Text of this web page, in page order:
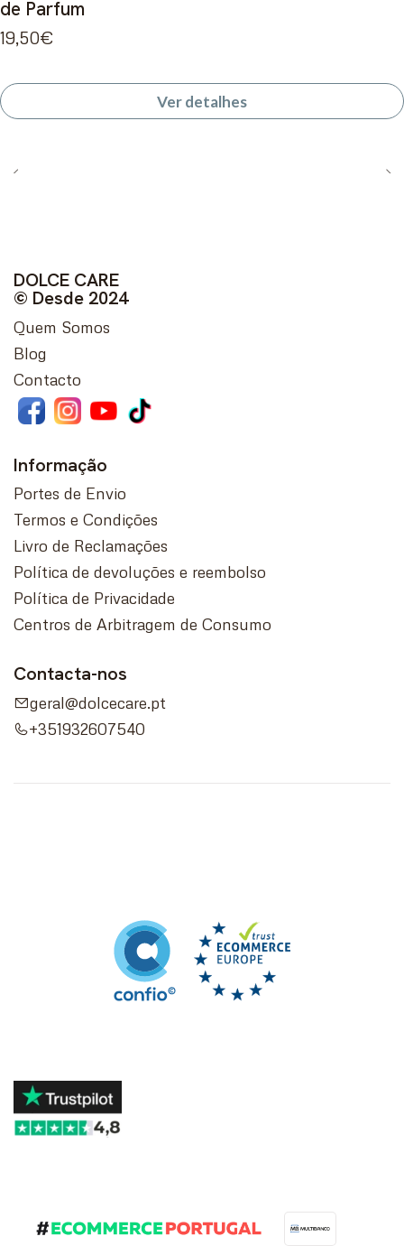
de Parfum
19,50€
Ver detalhes
DOLCE CARE
© Desde 2024
Quem Somos
Blog
Contacto
Informação
Portes de Envio
Termos e Condições
Livro de Reclamações
Política de devoluções e reembolso
Política de Privacidade
Centros de Arbitragem de Consumo
Contacta-nos
geral@dolcecare.pt
+351932607540